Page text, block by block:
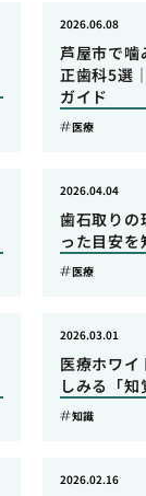
芦屋市で噛
正歯科5選
ガイド
2026.06.08
医療
歯石取りの
った目安を
2026.04.04
医療
医療ホワイ
しみる「
2026.03.01
知識
2026.02.16